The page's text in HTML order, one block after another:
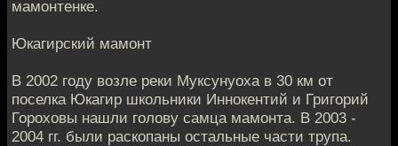
мамонтенке.
Юкагирский мамонт
В 2002 году возле реки Муксунуоха в 30 км от
поселка Юкагир школьники Иннокентий и Григорий
Гороховы нашли голову самца мамонта. В 2003 -
2004 гг. были раскопаны остальные части трупа.